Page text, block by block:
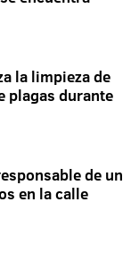
la limpieza de
plagas durante
de un
en la calle